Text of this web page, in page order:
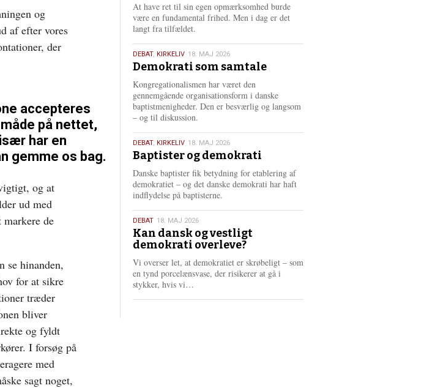
og
af efter vores
der
accepteres
på nettet,
har en
gemme os bag.
og at
ud med
de
se hinanden,
for at sikre
træder
bliver
og fyldt
I forsøg på
med
sagt noget,
At have ret til sin egen opmærksomhed burde
være en fundamental frihed. Men i dag er det
langt fra tilfældet.
18.
maj
2026
DEBAT, KIRKELIV 18. MAJ 2026
Demokrati som samtale
Kongregationalismen har været den
gennemgående organisationsform i danske
baptistmenigheder. Den er besværlig og langsom
– og til diskussion.
18.
maj
2026
DEBAT, KIRKELIV 18. MAJ 2026
Baptister og demokrati
Danske baptister fik betydning for etablering af
demokratiet – og det danske demokrati har haft
indflydelse på baptisterne.
18.
maj
2026
DEBAT 18. MAJ 2026
Kan dansk og vestligt
demokrati overleve?
Vi overser let, at demokratiet er skrøbeligt – som
en tynd porcelænsvase, der risikerer at gå i
stykker, hvis vi…